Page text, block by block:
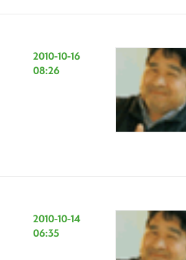
2010-10-16
08:26
2010-10-14
06:35